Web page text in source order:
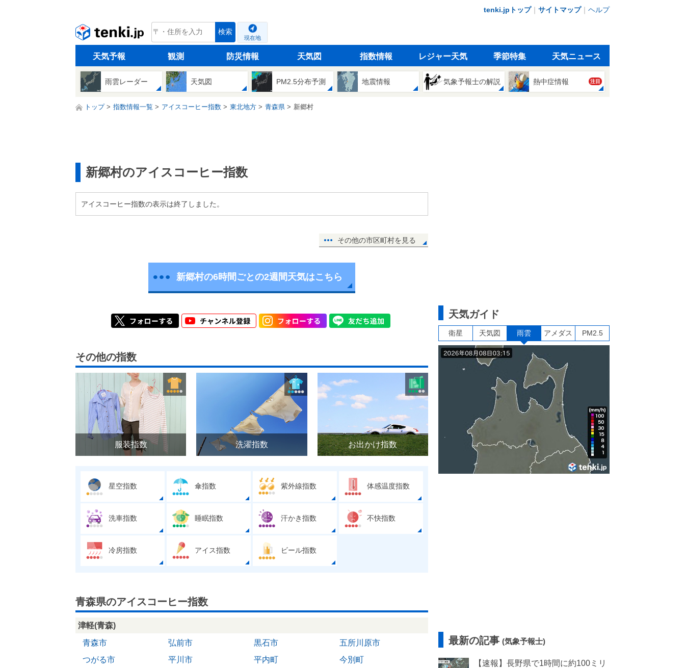
tenki.jpトップ｜ サイトマップ｜ ヘルプ
tenki.jp 検索
現在地
天気予報 観測 防災情報 天気図 指数情報 レジャー天気 季節特集 天気ニュース
雨雲レーダー 天気図 PM2.5分布予測 地震情報 気象予報士の解説 熱中症情報 注目
トップ 指数情報一覧 アイスコーヒー指数 東北地方 青森県 新郷村
新郷村のアイスコーヒー指数
アイスコーヒー指数の表示は終了しました。
その他の市区町村を見る
新郷村の6時間ごとの2週間天気はこちら
その他の指数
服装指数 洗濯指数 お出かけ指数
星空指数 傘指数 紫外線指数 体感温度指数
洗車指数 睡眠指数 汗かき指数 不快指数
冷房指数 アイス指数 ビール指数
青森県のアイスコーヒー指数
津軽(青森)
青森市
弘前市 黒石市
五所川原市
つがる市
平川市 平内町
今別町
天気ガイド
衛星 天気図 雨雲 アメダス PM2.5
最新の記事 (気象予報士)
【速報】長野県で1時間に約100ミリ